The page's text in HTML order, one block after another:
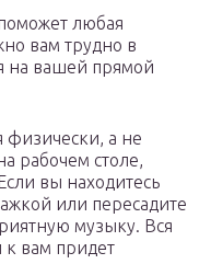
любая
вам трудно в
на вашей прямой
физически, а не
рабочем столе,
вы находитесь
или пересадите
музыку. Вся
к вам придет